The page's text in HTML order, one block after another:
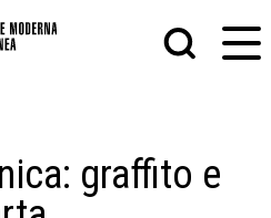
GRAFICA
PITTURA
SCULTURA
graffito e